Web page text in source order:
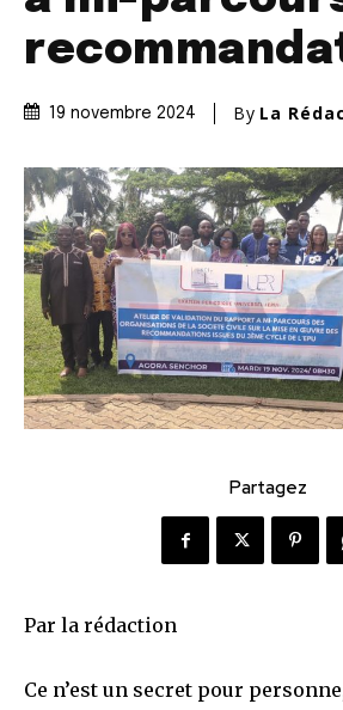
19 novembre 2024 By La
Partagez
Par la rédaction
Ce n’est un secret pour